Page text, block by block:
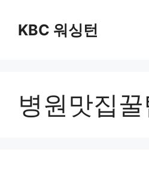
KBC 워싱턴
병원맛집꿀